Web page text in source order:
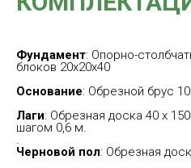
Фундамент: Опорно-
блоков 20х20х40
Основание: Обрезной брус
Лаги: Обрезная доска 40 х
шагом 0,6 м.
.
Черновой пол: Обрезная